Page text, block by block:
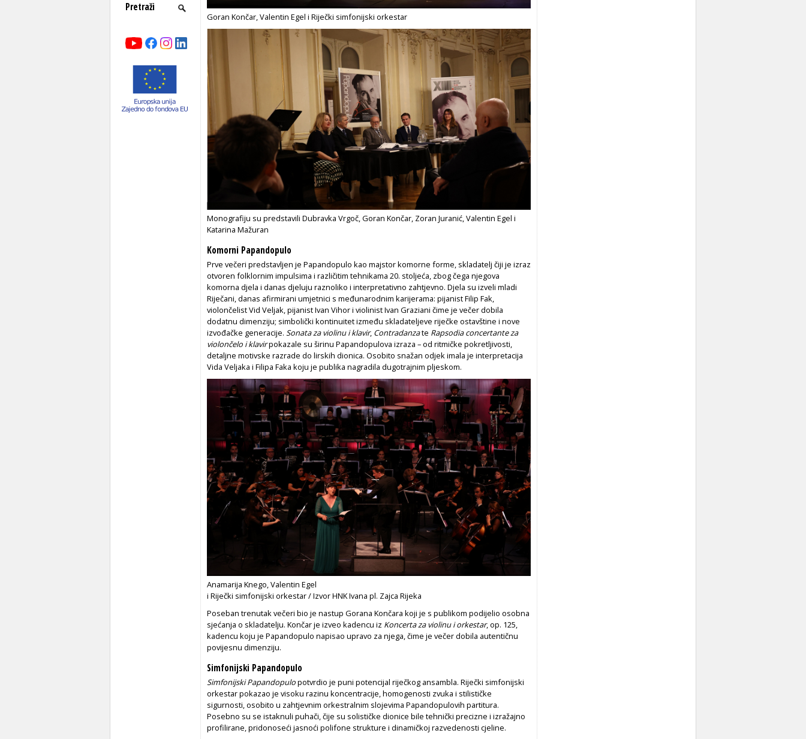
Goran Končar, Valentin Egel i Riječki simfonijski orkestar
Monografiju su predstavili Dubravka Vrgoč, Goran Končar, Zoran Juranić, Valentin Egel i
Katarina Mažuran
Komorni Papandopulo
Prve večeri predstavljen je Papandopulo kao majstor komorne forme, skladatelj čiji je izraz
otvoren folklornim impulsima i različitim tehnikama 20. stoljeća, zbog čega njegova
komorna djela i danas djeluju raznoliko i interpretativno zahtjevno. Djela su izveli mladi
Riječani, danas afirmirani umjetnici s međunarodnim karijerama: pijanist Filip Fak,
violončelist Vid Veljak, pijanist Ivan Vihor i violinist Ivan Graziani čime je večer dobila
dodatnu dimenziju; simbolički kontinuitet između skladateljeve riječke ostavštine i nove
izvođačke generacije. Sonata za violinu i klavir, Contradanzate Rapsodia concertante za
violončelo i klavirpokazale su širinu Papandopulova izraza – od ritmičke pokretljivosti,
detaljne motivske razrade do lirskih dionica. Osobito snažan odjek imala je interpretacija
Vida Veljaka i Filipa Faka koju je publika nagradila dugotrajnim pljeskom.
Anamarija Knego, Valentin Egel
i Riječki simfonijski orkestar / Izvor HNK Ivana pl. Zajca Rijeka
Poseban trenutak večeri bio je nastup Gorana Končara koji je s publikom podijelio osobna
sjećanja o skladatelju. Končar je izveo kadencu iz Koncerta za violinu i orkestar, op. 125,
kadencu koju je Papandopulo napisao upravo za njega, čime je večer dobila autentičnu
povijesnu dimenziju.
Simfonijski Papandopulo
Simfonijski Papandopulopotvrdio je puni potencijal riječkog ansambla. Riječki simfonijski
orkestar pokazao je visoku razinu koncentracije, homogenosti zvuka i stilističke
sigurnosti, osobito u zahtjevnim orkestralnim slojevima Papandopulovih partitura.
Posebno su se istaknuli puhači, čije su solističke dionice bile tehnički precizne i izražajno
profilirane, pridonoseći jasnoći polifone strukture i dinamičkoj razvedenosti cjeline.